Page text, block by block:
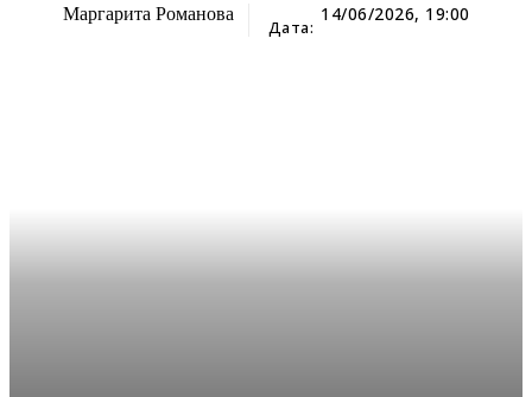
Маргарита Романова
Дата:
14/06/2026, 19:00